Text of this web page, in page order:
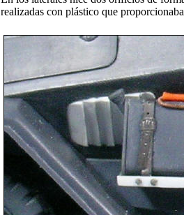
realizadas con plástico que